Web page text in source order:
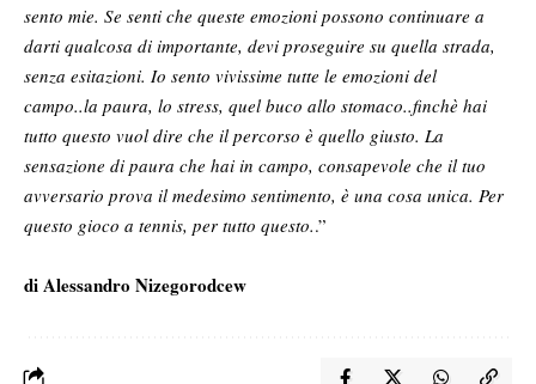
sento mie. Se senti che queste emozioni possono continuare a
darti qualcosa di importante, devi proseguire su quella strada,
senza esitazioni. Io sento vivissime tutte le emozioni del
campo..la paura, lo stress, quel buco allo stomaco..finchè hai
tutto questo vuol dire che il percorso è quello giusto. La
sensazione di paura che hai in campo, consapevole che il tuo
avversario prova il medesimo sentimento, è una cosa unica. Per
questo gioco a tennis, per tutto questo..”
di Alessandro Nizegorodcew